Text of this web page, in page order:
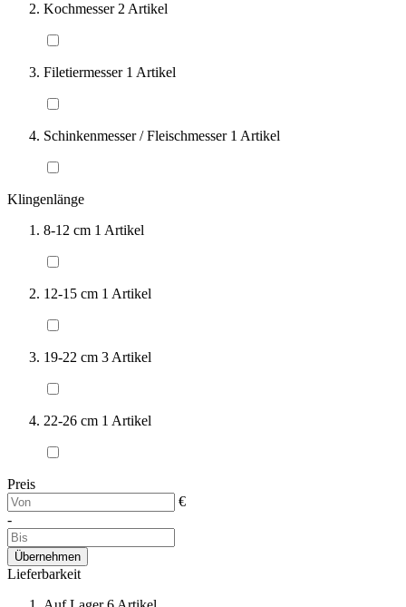
Kochmesser 2 Artikel
Filetiermesser 1 Artikel
Schinkenmesser / Fleischmesser 1 Artikel
Klingenlänge
8-12 cm 1 Artikel
12-15 cm 1 Artikel
19-22 cm 3 Artikel
22-26 cm 1 Artikel
Preis
€
-
Übernehmen
Lieferbarkeit